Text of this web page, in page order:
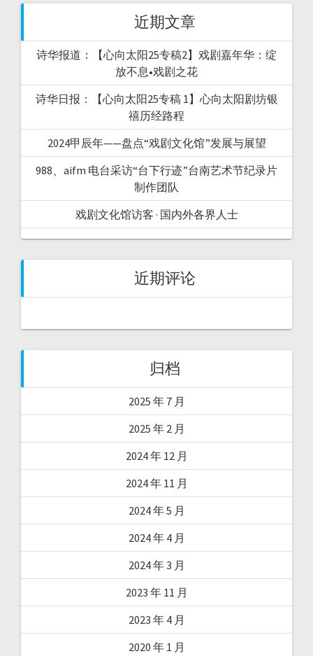
近期文章
诗华报道：【心向太阳25专稿2】戏剧嘉年华：绽
放不息•戏剧之花
诗华日报：【心向太阳25专稿 1】心向太阳剧坊银
禧历经路程
2024甲辰年——盘点“戏剧文化馆”发展与展望
988、aifm 电台采访“台下行迹”台南艺术节纪录片
制作团队
戏剧文化馆访客 · 国内外各界人士
近期评论
归档
2025 年 7 月
2025 年 2 月
2024 年 12 月
2024 年 11 月
2024 年 5 月
2024 年 4 月
2024 年 3 月
2023 年 11 月
2023 年 4 月
2020 年 1 月